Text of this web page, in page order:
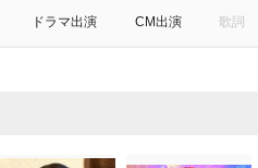
ドラマ出演 CM出演 歌詞